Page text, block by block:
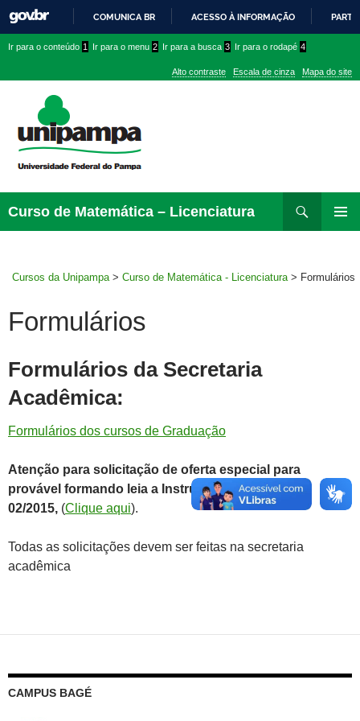
PARA
CONTEÚDO
COMUNICA BR ACESSO À INFORMAÇÃO
conteúdo
menu
superior
menu
Ir para o conteúdo 1 Ir para o menu 2 Ir para a busca 3 Ir para o rodapé 4
Alto contraste Escala de cinza Mapa do site
Curso de Matemática – Licenciatura
para
Cursos da Unipampa > Curso de Matemática - Licenciatura > Formulários
Formulários
Formulários da Secretaria
Acadêmica:
Formulários dos cursos de Graduação
Atenção para solicitação de oferta especial para
provável formando leia a Instrução Normativa Nº
02/2015, (Clique aqui).
Todas as solicitações devem ser feitas na secretaria
acadêmica
CAMPUS BAGÉ